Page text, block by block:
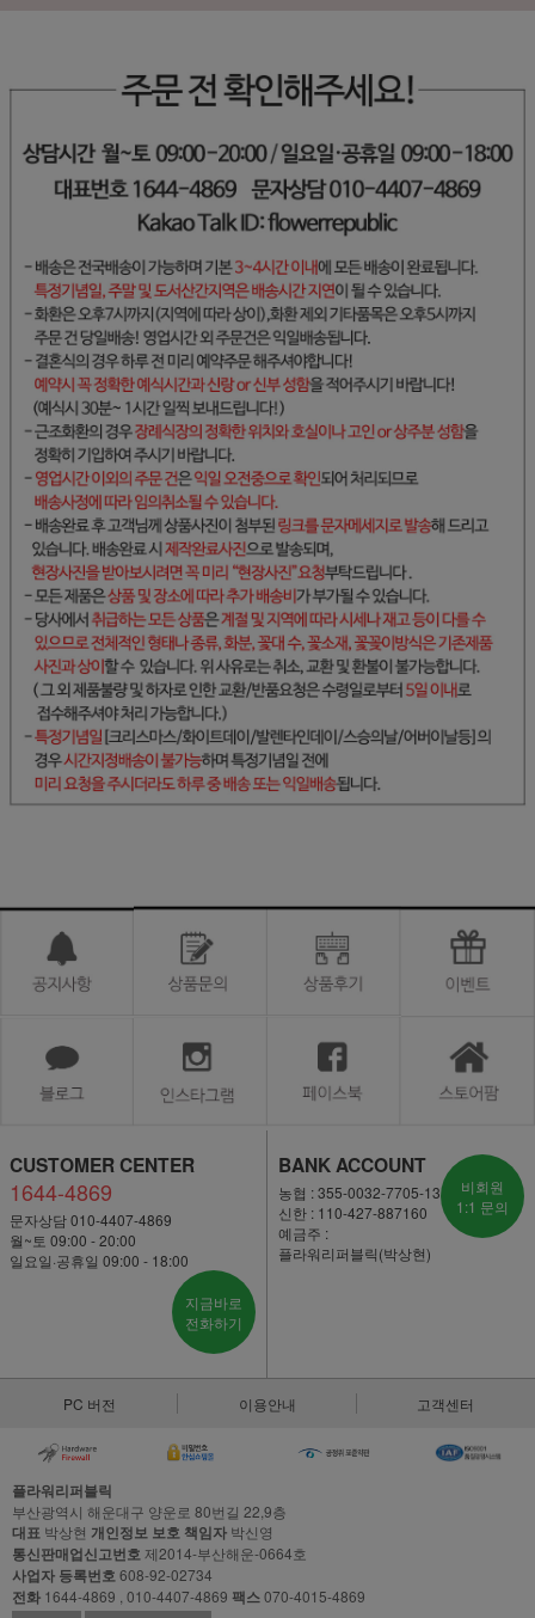
CUSTOMER CENTER
1644-4869
문자상담 010-4407-4869
월~토 09:00 - 20:00
일요일·공휴일 09:00 - 18:00
지금바로
전화하기
BANK ACCOUNT
농협 : 355-0032-7705-13
신한 : 110-427-887160
예금주 :
플라워리퍼블릭(박상현)
비회원
1:1 문의
PC 버전 이용안내 고객센터
플라워리퍼블릭
부산광역시 해운대구 양운로 80번길 22,9층
대표 박상현 개인정보 보호 책임자 박신영
통신판매업신고번호제2014-부산해운-0664호
사업자 등록번호608-92-02734
전화 1644-4869 , 010-4407-4869 팩스070-4015-4869